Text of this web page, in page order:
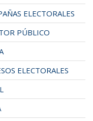
ELECTORALES
PÚBLICO
ELECTORALES